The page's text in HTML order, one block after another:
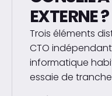
EXTERNE ?
Trois éléments
CTO
informatique
essaie de